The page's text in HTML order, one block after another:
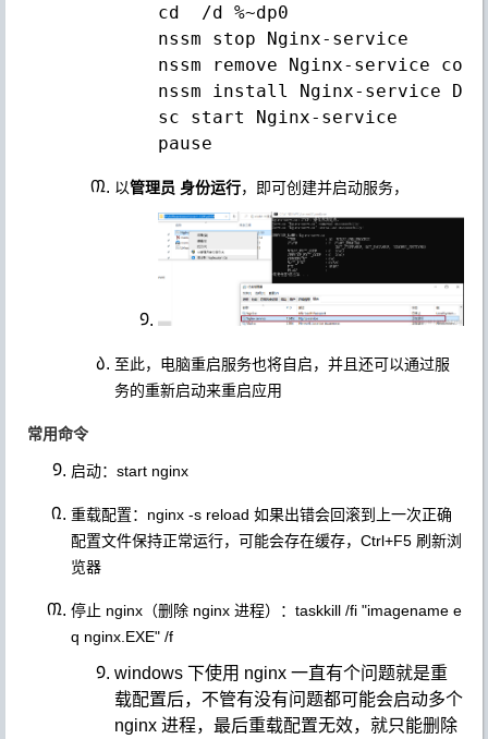
cd  /d %~dp0
nssm stop Nginx-service
nssm remove Nginx-service
nssm install Nginx-service
sc start Nginx-service
以管理员 身份运行，即可创建并启动服务，
至此，电脑重启服务也将自启，并且还可以通过服
务的重新启动来重启应用
常用命令
启动： start nginx
重载配置： nginx -s reload 如果出错会回滚到上一次正确
配置文件保持正常运行，可能会存在缓存，Ctrl+F5 刷新浏
览器
停止 nginx（删除 nginx 进程）： taskkill /fi "imagename e
q nginx.EXE" /f
windows 下使用 nginx 一直有个问题就是重
载配置后，不管有没有问题都可能会启动多个
nginx 进程，最后重载配置无效，就只能删除